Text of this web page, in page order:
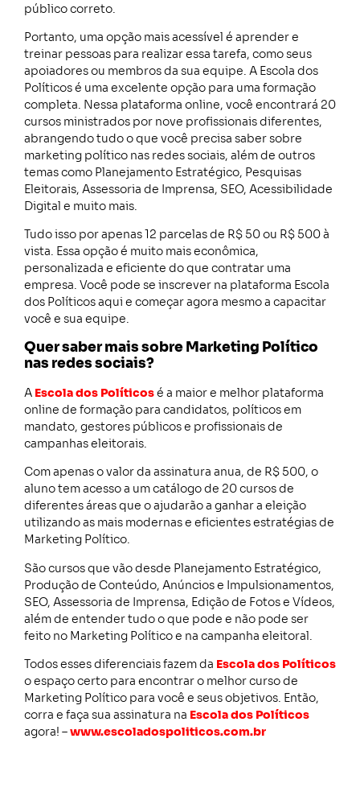
público correto.
Portanto, uma opção mais acessível é aprender e
treinar pessoas para realizar essa tarefa, como seus
apoiadores ou membros da sua equipe. A Escola dos
Políticos é uma excelente opção para uma formação
completa. Nessa plataforma online, você encontrará 20
cursos ministrados por nove profissionais diferentes,
abrangendo tudo o que você precisa saber sobre
marketing político nas redes sociais, além de outros
temas como Planejamento Estratégico, Pesquisas
Eleitorais, Assessoria de Imprensa, SEO, Acessibilidade
Digital e muito mais.
Tudo isso por apenas 12 parcelas de R$ 50 ou R$ 500 à
vista. Essa opção é muito mais econômica,
personalizada e eficiente do que contratar uma
empresa. Você pode se inscrever na plataforma Escola
dos Políticos aqui e começar agora mesmo a capacitar
você e sua equipe.
Quer saber mais sobre Marketing Político
nas redes sociais?
A Escola dos Políticosé a maior e melhor plataforma
online de formação para candidatos, políticos em
mandato, gestores públicos e profissionais de
campanhas eleitorais.
Com apenas o valor da assinatura anua, de R$ 500, o
aluno tem acesso a um catálogo de 20 cursos de
diferentes áreas que o ajudarão a ganhar a eleição
utilizando as mais modernas e eficientes estratégias de
Marketing Político.
São cursos que vão desde Planejamento Estratégico,
Produção de Conteúdo, Anúncios e Impulsionamentos,
SEO, Assessoria de Imprensa, Edição de Fotos e Vídeos,
além de entender tudo o que pode e não pode ser
feito no Marketing Político e na campanha eleitoral.
Todos esses diferenciais fazem da Escola dos Políticos
o espaço certo para encontrar o melhor curso de
Marketing Político para você e seus objetivos. Então,
corra e faça sua assinatura na Escola dos Políticos
agora! –www.escoladospoliticos.com.br